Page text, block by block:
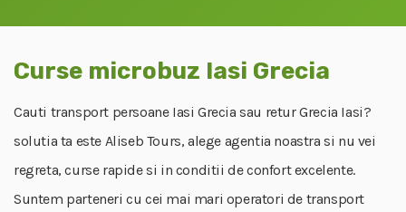
Curse microbuz Iasi Grecia
Cauti transport persoane Iasi Grecia sau retur Grecia Iasi?
solutia ta este Aliseb Tours, alege agentia noastra si nu vei
regreta, curse rapide si in conditii de confort excelente.
Suntem parteneri cu cei mai mari operatori de transport